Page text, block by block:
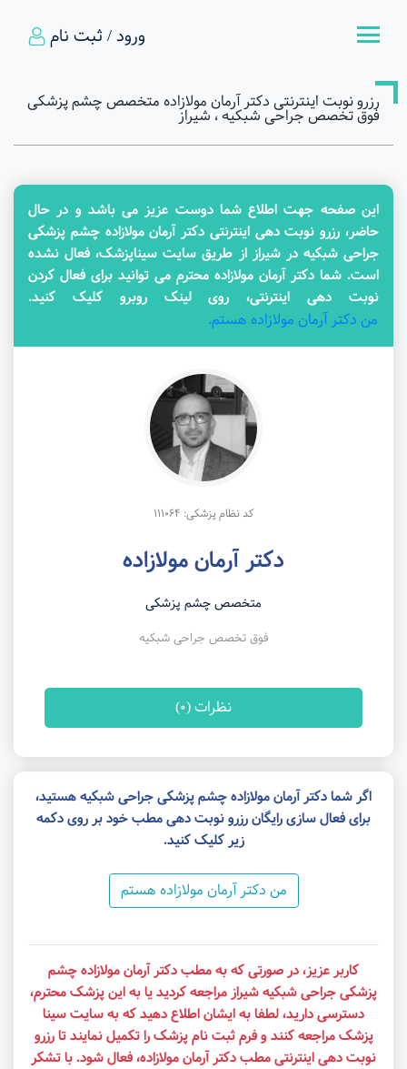
ورود / ثبت نام
رزرو نوبت اینترنتی دکتر آرمان مولازاده متخصص چشم پزشکی
فوق تخصص جراحی شبکیه ، شیراز
این صفحه جهت اطلاع شما دوست عزیز می باشد و در حال
حاضر، رزرو نوبت دهی اینترنتی دکتر آرمان مولازاده چشم پزشکی
جراحی شبکیه در شیراز از طریق سایت سیناپزشک، فعال نشده
است. شما دکتر آرمان مولازاده محترم می توانید برای فعال کردن
نوبت دهی اینترنتی، روی لینک روبرو کلیک کنید.
من دکتر آرمان مولازاده هستم.
کد نظام پزشکی: 111064
دکتر آرمان مولازاده
متخصص چشم پزشکی
فوق تخصص جراحی شبکیه
نظرات (0)
اگر شما دکتر آرمان مولازاده چشم پزشکی جراحی شبکیه هستید،
برای فعال سازی رایگان رزرو نوبت دهی مطب خود بر روی دکمه
زیر کلیک کنید.
من دکتر آرمان مولازاده هستم
کاربر عزیز، در صورتی که به مطب دکتر آرمان مولازاده چشم
پزشکی جراحی شبکیه شیراز مراجعه کردید یا به این پزشک محترم،
دسترسی دارید، لطفا به ایشان اطلاع دهید که به سایت سینا
پزشک مراجعه کنند و فرم ثبت نام پزشک را تکمیل نمایند تا رزرو
نوبت دهی اینترنتی مطب دکتر آرمان مولازاده، فعال شود. با تشکر